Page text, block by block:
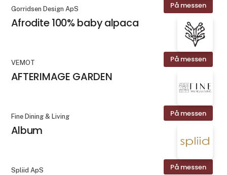
På messen
Gorridsen Design ApS
Afrodite 100% baby alpaca
På messen
VEMOT
AFTERIMAGE GARDEN
På messen
Fine Dining & Living
Album
På messen
Spliid ApS